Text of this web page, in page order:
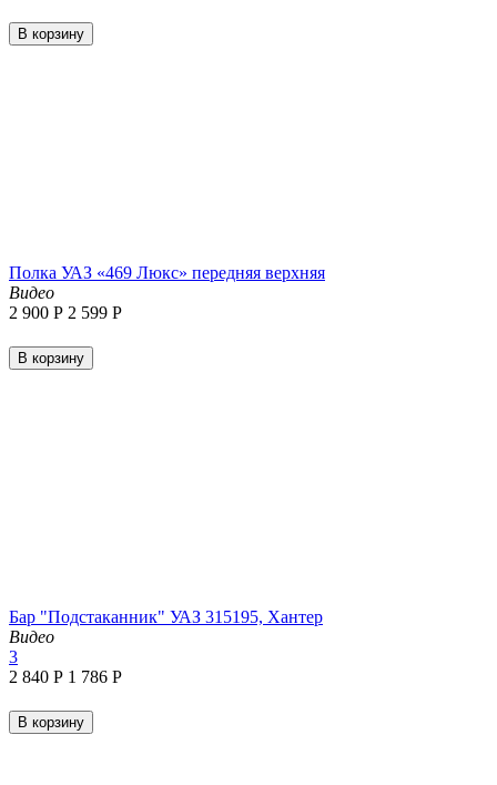
В корзину
Полка УАЗ «469 Люкс» передняя верхняя
Видео
2 900 Р 2 599 Р
В корзину
Бар "Подстаканник" УАЗ 315195, Хантер
Видео
3
2 840 Р 1 786 Р
В корзину